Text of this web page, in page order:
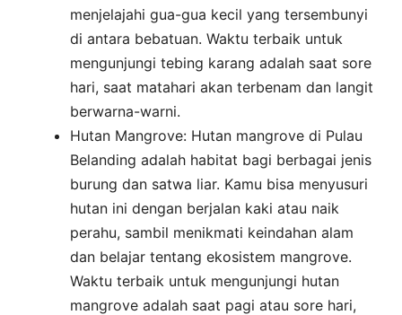
menjelajahi gua-gua kecil yang tersembunyi
di antara bebatuan. Waktu terbaik untuk
mengunjungi tebing karang adalah saat sore
hari, saat matahari akan terbenam dan langit
berwarna-warni.
Hutan Mangrove: Hutan mangrove di Pulau
Belanding adalah habitat bagi berbagai jenis
burung dan satwa liar. Kamu bisa menyusuri
hutan ini dengan berjalan kaki atau naik
perahu, sambil menikmati keindahan alam
dan belajar tentang ekosistem mangrove.
Waktu terbaik untuk mengunjungi hutan
mangrove adalah saat pagi atau sore hari,